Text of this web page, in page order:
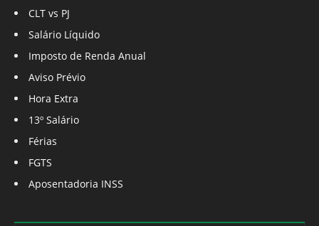
CLT vs PJ
Salário Líquido
Imposto de Renda Anual
Aviso Prévio
Hora Extra
13º Salário
Férias
FGTS
Aposentadoria INSS